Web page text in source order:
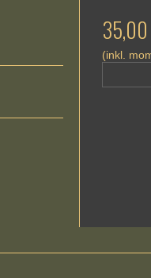
35,00
(inkl.